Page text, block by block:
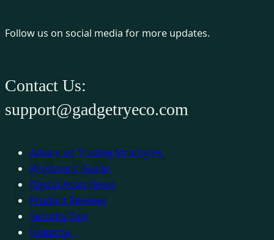
Follow us on social media for more updates.
Contact Us:
support@gadgetryeco.com
Advanced Trading Strategies
Beginners' Guide
Digital Asset News
Product Reviews
Security Tips
Новости